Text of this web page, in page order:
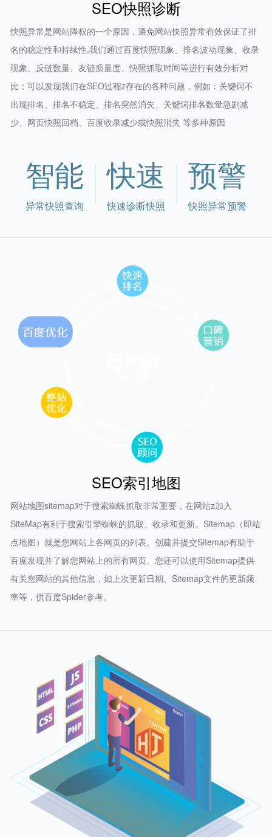
SEO快照诊断
快照异常是网站降权的一个原因，避免网站快照异常有效保证了排
名的稳定性和持续性,我们通过百度快照现象、排名波动现象、收录
现象、反链数量、友链质量度、快照抓取时间等进行有效分析对
比；可以发现我们在SEO过程z存在的各种问题，例如：关键词不
出现排名、排名不稳定、排名突然消失、关键词排名数量急剧减
少、网页快照回档、百度收录减少或快照消失 等多种原因
智能
异常快照查询
快速
快速诊断快照
预警
快照异常预警
SEO索引地图
网站地图sitemap对于搜索蜘蛛抓取非常重要，在网站z加入
SiteMap有利于搜索引擎蜘蛛的抓取、收录和更新。Sitemap（即站
点地图）就是您网站上各网页的列表。创建并提交Sitemap有助于
百度发现并了解您网站上的所有网页。您还可以使用Sitemap提供
有关您网站的其他信息，如上次更新日期、Sitemap文件的更新频
率等，供百度Spider参考。